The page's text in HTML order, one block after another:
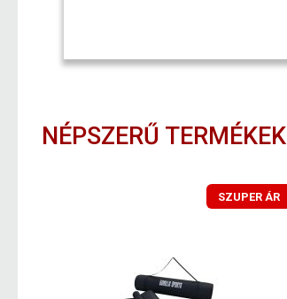
NÉPSZERŰ TERMÉKEK
SZUPER ÁR